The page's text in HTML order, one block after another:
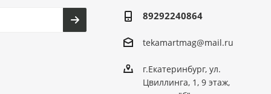
89292240864
tekamartmag@mail.ru
г.Екатеринбург, ул.
Цвиллинга, 1, 9 этаж,